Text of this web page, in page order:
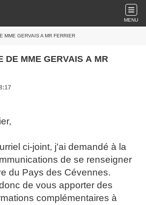
MENU
MME GERVAIS A MR FERRIER
DE MME GERVAIS A MR
ci-joint, j'ai demandé à la
de se renseigner
du Pays des Cévennes.
de vous apporter des
complémentaires à